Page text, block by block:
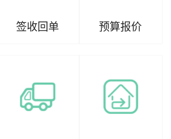
签收回单 预算报价